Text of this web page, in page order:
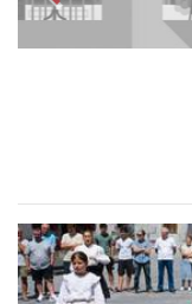
Egape Ikastola
Urnieta - Hezkuntza